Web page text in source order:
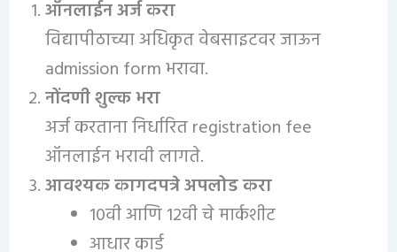
ऑनलाईन अर्ज करा
विद्यापीठाच्या अधिकृत वेबसाइटवर जाऊन
admission form भरावा.
नोंदणी शुल्क भरा
अर्ज करताना निर्धारित registration fee
ऑनलाईन भरावी लागते.
आवश्यक कागदपत्रे अपलोड करा
10वी आणि 12वी चे मार्कशीट
आधार कार्ड